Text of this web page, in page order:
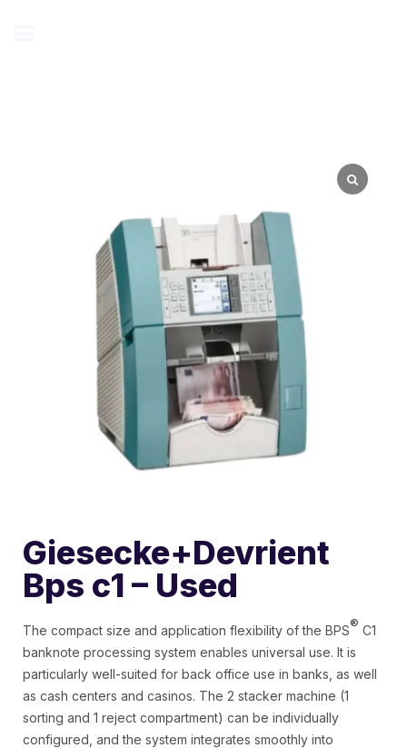
Giesecke+Devrient
Bps c1 – Used
The compact size and application flexibility of the BPS® C1
banknote processing system enables universal use. It is
particularly well-suited for back office use in banks, as well
as cash centers and casinos. The 2 stacker machine (1
sorting and 1 reject compartment) can be individually
configured, and the system integrates smoothly into